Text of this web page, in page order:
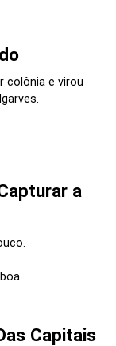
colônia e virou
a
Capitais